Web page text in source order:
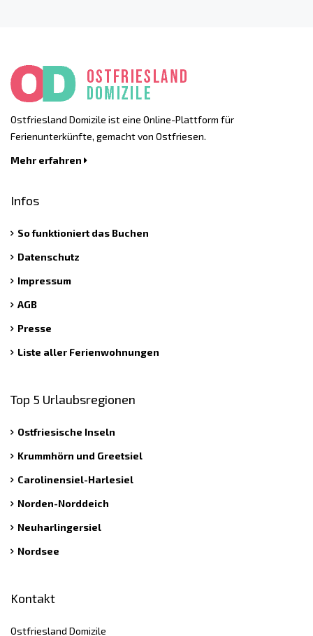
Ostfriesland Domizile ist eine Online-Plattform für
Ferienunterkünfte, gemacht von Ostfriesen.
Mehr erfahren
Infos
So funktioniert das Buchen
Datenschutz
Impressum
AGB
Presse
Liste aller Ferienwohnungen
Top 5 Urlaubsregionen
Ostfriesische Inseln
Krummhörn und Greetsiel
Carolinensiel-Harlesiel
Norden-Norddeich
Neuharlingersiel
Nordsee
Kontakt
Ostfriesland Domizile